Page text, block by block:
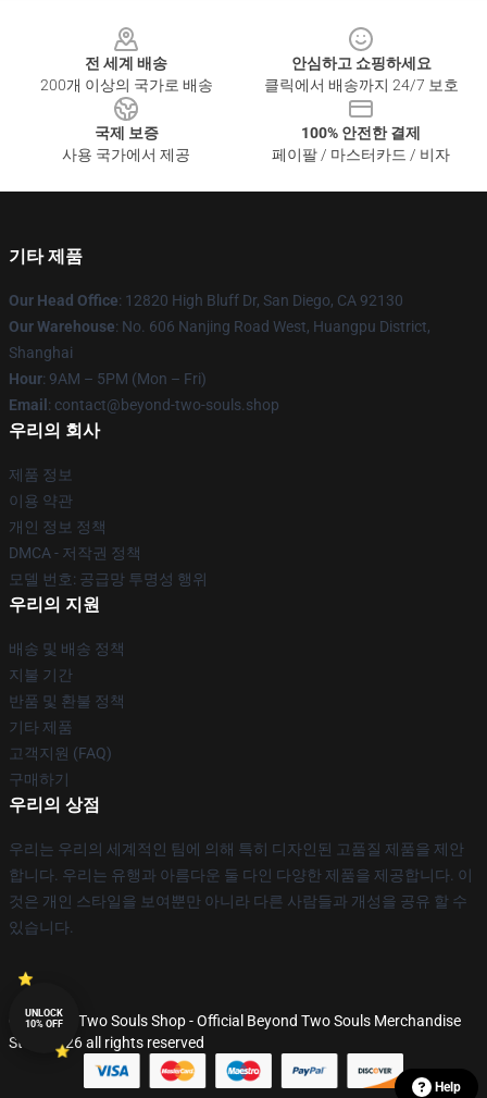
전 세계 배송
200개 이상의 국가로 배송
안심하고 쇼핑하세요
클릭에서 배송까지 24/7 보호
국제 보증
사용 국가에서 제공
100% 안전한 결제
페이팔 / 마스터카드 / 비자
기타 제품
Our Head Office: 12820 High Bluff Dr, San Diego, CA 92130
Our Warehouse: No. 606 Nanjing Road West, Huangpu District,
Shanghai
Hour: 9AM – 5PM (Mon – Fri)
Email : contact@beyond-two-souls.shop
우리의 회사
제품 정보
이용 약관
개인 정보 정책
DMCA - 저작권 정책
모델 번호: 공급망 투명성 행위
우리의 지원
배송 및 배송 정책
지불 기간
반품 및 환불 정책
기타 제품
고객지원 (FAQ)
구매하기
우리의 상점
우리는 우리의 세계적인 팀에 의해 특히 디자인된 고품질 제품을 제안
합니다. 우리는 유행과 아름다운 둘 다인 다양한 제품을 제공합니다. 이
것은 개인 스타일을 보여뿐만 아니라 다른 사람들과 개성을 공유 할 수
있습니다.
© Beyond Two Souls Shop - Official Beyond Two Souls Merchandise
Store 2026 all rights reserved
Help
UNLOCK
10% OFF